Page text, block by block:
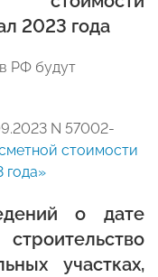
2023 года
РФ будут
N 57002-
стоимости
года»
о дате
участках,